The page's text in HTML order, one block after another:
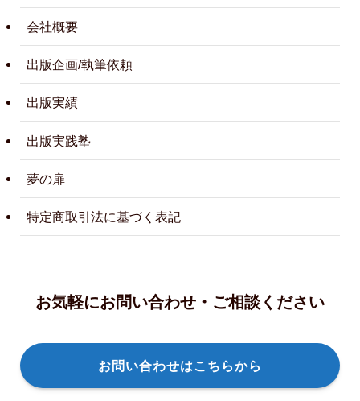
会社概要
出版企画/執筆依頼
出版実績
出版実践塾
夢の扉
特定商取引法に基づく表記
お気軽にお問い合わせ・ご相談ください
お問い合わせはこちらから